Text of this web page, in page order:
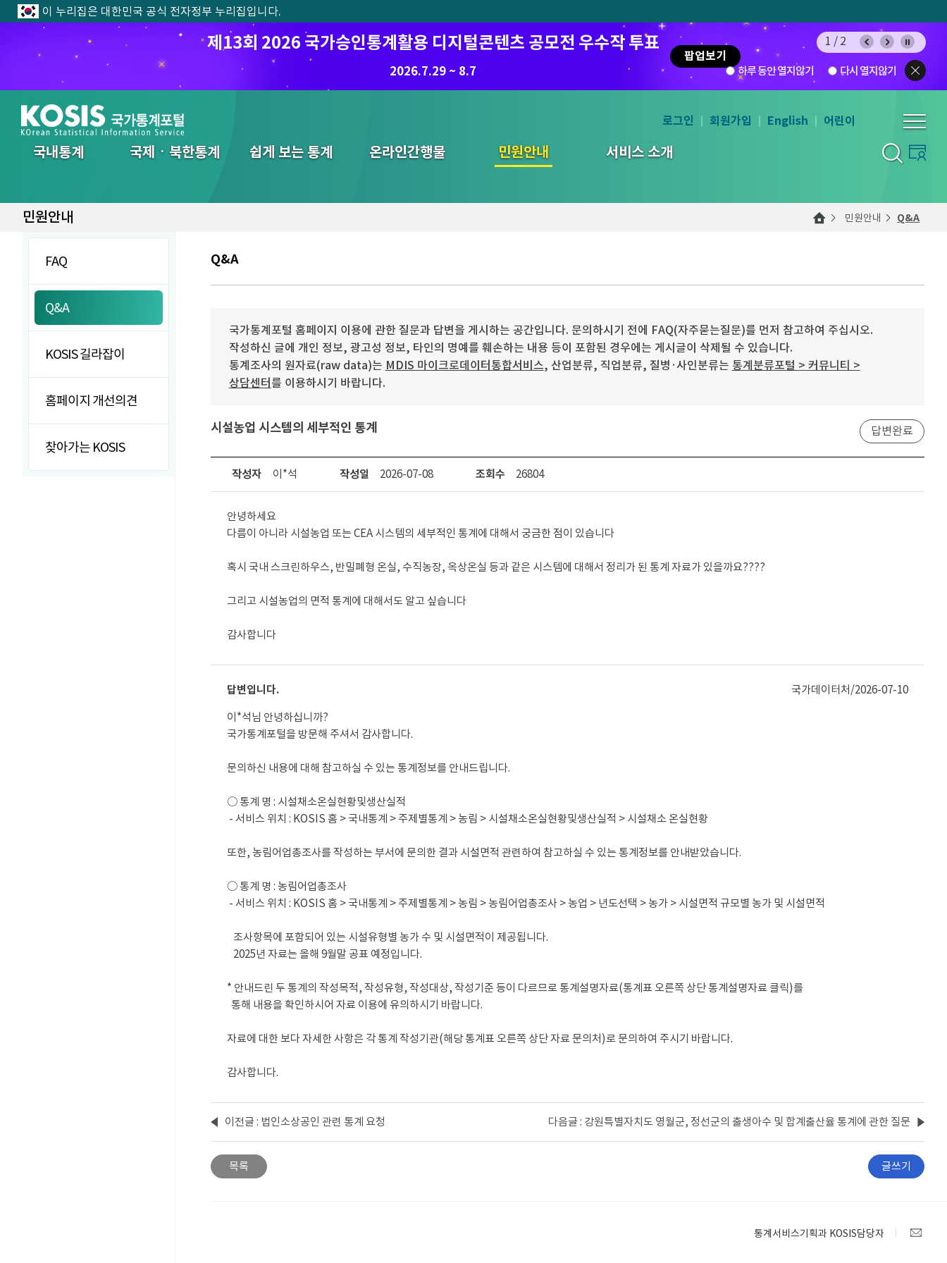
이 누리집은 대한민국 공식 전자정부 누리집입니다.
제13회 2026 국가승인통계활용 디지털콘텐츠 공모전 우수작 투표
2026.7.29 ~ 8.7
팝업보기
8.7.(금) ~ 8.21.(금)
1/2
하루 동안 열지않기 다시 열지않기
국내통계 국제ㆍ북한통계 쉽게 보는 통계 온라인간행물 민원안내 서비스 소개
통합검색
로그인 회원가입 English 어린이
민원안내 민원안내 Q&A
FAQ
Q&A
KOSIS 길라잡이
홈페이지 개선의견
찾아가는 KOSIS
Q&A
국가통계포털 홈페이지 이용에 관한 질문과 답변을 게시하는 공간입니다. 문의하시기 전에 FAQ(자주묻는질문)를 먼저 참고하여 주십시오.
작성하신 글에 개인 정보, 광고성 정보, 타인의 명예를 훼손하는 내용 등이 포함된 경우에는 게시글이 삭제될 수 있습니다.
통계조사의 원자료(raw data)는 MDIS 마이크로데이터통합서비스, 산업분류, 직업분류, 질병·사인분류는 통계분류포털 > 커뮤니티 >
상담센터 를 이용하시기 바랍니다.
시설농업 시스템의 세부적인 통계 답변완료
작성자 이*석 작성일 2026-07-08 조회수 26804
안녕하세요
다름이 아니라 시설농업 또는 CEA 시스템의 세부적인 통계에 대해서 궁금한 점이 있습니다
혹시 국내 스크린하우스, 반밀폐형 온실, 수직농장, 옥상온실 등과 같은 시스템에 대해서 정리가 된 통계 자료가 있을까요????
그리고 시설농업의 면적 통계에 대해서도 알고 싶습니다
감사합니다
답변입니다. 국가데이터처/2026-07-10
이*석님 안녕하십니까?
국가통계포털을 방문해 주셔서 감사합니다.
문의하신 내용에 대해 참고하실 수 있는 통계정보를 안내드립니다.
○ 통계 명 : 시설채소온실현황및생산실적
- 서비스 위치 : KOSIS 홈 > 국내통계 > 주제별통계 > 농림 > 시설채소온실현황및생산실적 > 시설채소 온실현황
또한, 농림어업총조사를 작성하는 부서에 문의한 결과 시설면적 관련하여 참고하실 수 있는 통계정보를 안내받았습니다.
○ 통계 명 : 농림어업총조사
- 서비스 위치 : KOSIS 홈 > 국내통계 > 주제별통계 > 농림 > 농림어업총조사 > 농업 > 년도선택 > 농가 > 시설면적 규모별 농가 및 시설면적
조사항목에 포함되어 있는 시설유형별 농가 수 및 시설면적이 제공됩니다.
2025년 자료는 올해 9월말 공표 예정입니다.
* 안내드린 두 통계의 작성목적, 작성유형, 작성대상, 작성기준 등이 다르므로 통계설명자료(통계표 오른쪽 상단 통계설명자료 클릭)를
통해 내용을 확인하시어 자료 이용에 유의하시기 바랍니다.
자료에 대한 보다 자세한 사항은 각 통계 작성기관(해당 통계표 오른쪽 상단 자료 문의처)로 문의하여 주시기 바랍니다.
감사합니다.
이전글 : 법인소상공인 관련 통계 요청 다음글 : 강원특별자치도 영월군, 정선군의 출생아수 및 합계출산율 통계에 관한 질문
목록 글쓰기
통계서비스기획과 KOSIS담당자